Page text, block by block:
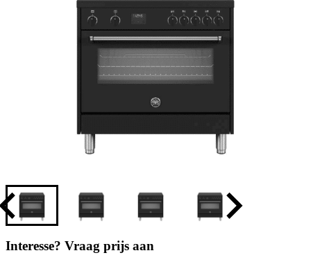
Interesse? Vraag prijs aan